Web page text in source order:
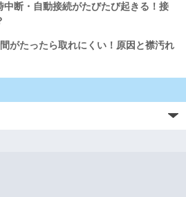
中断・自動接続がたびたび起きる！接
がたったら取れにくい！原因と襟汚れ